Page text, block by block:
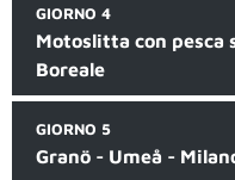
GIORNO 4
Motoslitta con pesca
Boreale
GIORNO 5
Granö - Umeå -